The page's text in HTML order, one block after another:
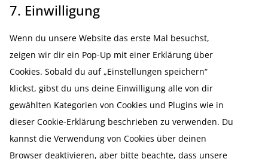
7. Einwilligung
Wenn du unsere Website das erste Mal besuchst,
zeigen wir dir ein Pop-Up mit einer Erklärung über
Cookies. Sobald du auf „Einstel­lungen speichern“
klickst, gibst du uns deine Einwil­ligung alle von dir
gewählten Kategorien von Cookies und Plugins wie in
dieser Cookie-Erklärung beschrieben zu verwenden. Du
kannst die Verwendung von Cookies über deinen
Browser deakti­vieren, aber bitte beachte, dass unsere